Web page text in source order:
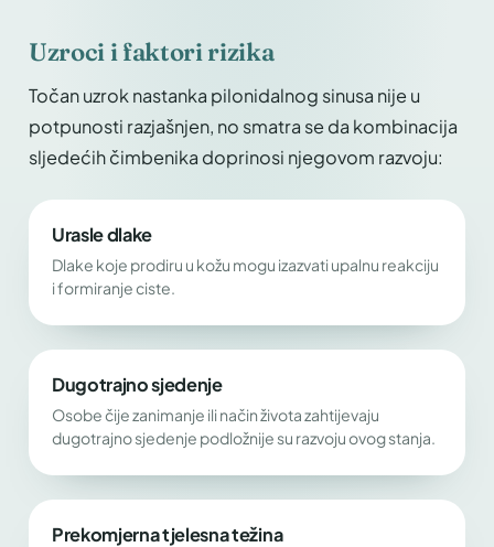
Uzroci i faktori rizika
Točan uzrok nastanka pilonidalnog sinusa nije u
potpunosti razjašnjen, no smatra se da kombinacija
sljedećih čimbenika doprinosi njegovom razvoju:
Urasle dlake
Dlake koje prodiru u kožu mogu izazvati upalnu reakciju
i formiranje ciste.
Dugotrajno sjedenje
Osobe čije zanimanje ili način života zahtijevaju
dugotrajno sjedenje podložnije su razvoju ovog stanja.
Prekomjerna tjelesna težina